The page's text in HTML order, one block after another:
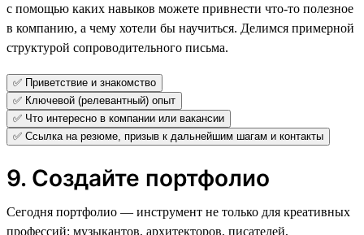
с помощью каких навыков можете привнести что-то полезное
в компанию, а чему хотели бы научиться. Делимся примерной
структурой сопроводительного письма.
✅ Приветствие и знакомство
✅ Ключевой (релевантный) опыт
✅ Что интересно в компании или вакансии
✅ Ссылка на резюме, призыв к дальнейшим шагам и контакты
9. Создайте портфолио
Сегодня портфолио — инструмент не только для креативных
профессий: музыкантов, архитекторов, писателей,